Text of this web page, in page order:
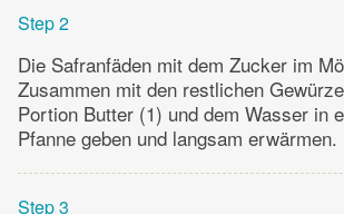
Step 2
Die Safranfäden mit dem Zucker im
Zusammen mit den restlichen
Portion Butter (1) und dem Wasser in
Pfanne geben und langsam erwärmen.
Step 3